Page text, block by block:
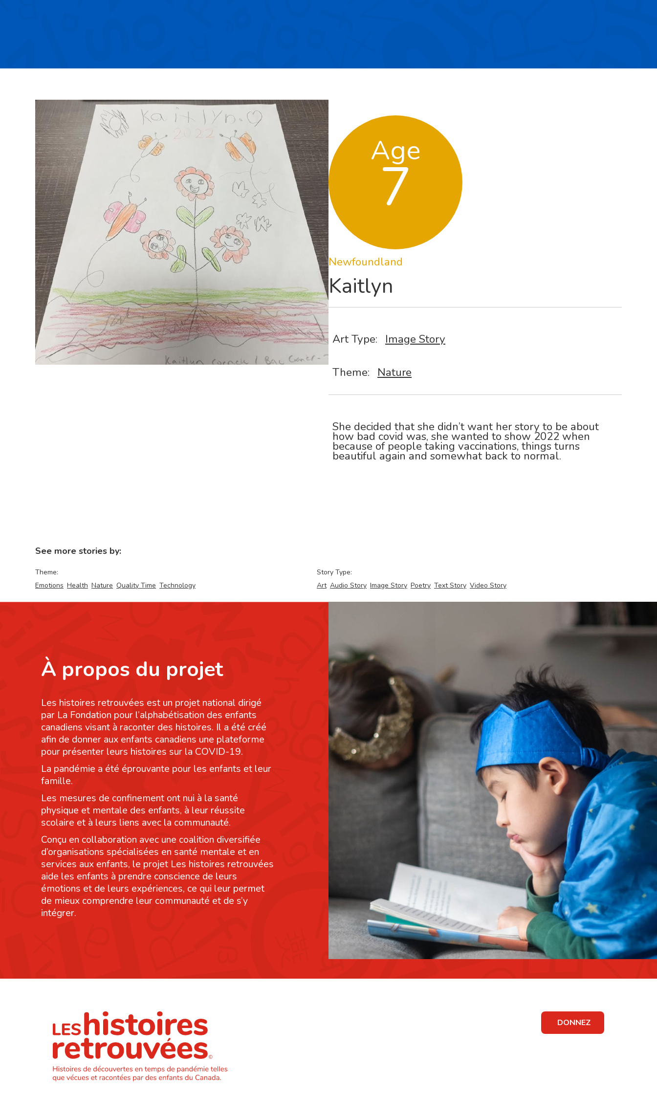
Age
7
Newfoundland
Kaitlyn
Art Type: Image Story
Theme: Nature
She decided that she didn’t want her story to be about
how bad covid was, she wanted to show 2022 when
because of people taking vaccinations, things turns
beautiful again and somewhat back to normal.
See more stories by:
Theme:
Emotions Health Nature Quality Time Technology
Story Type:
Art Audio Story Image Story Poetry Text Story Video Story
À propos du projet
Les histoires retrouvées est un projet national dirigé
par La Fondation pour l’alphabétisation des enfants
canadiens visant à raconter des histoires. Il a été créé
afin de donner aux enfants canadiens une plateforme
pour présenter leurs histoires sur la COVID-19.
La pandémie a été éprouvante pour les enfants et leur
famille.
Les mesures de confinement ont nui à la santé
physique et mentale des enfants, à leur réussite
scolaire et à leurs liens avec la communauté.
Conçu en collaboration avec une coalition diversifiée
d’organisations spécialisées en santé mentale et en
services aux enfants, le projet Les histoires retrouvées
aide les enfants à prendre conscience de leurs
émotions et de leurs expériences, ce qui leur permet
de mieux comprendre leur communauté et de s’y
intégrer.
DONNEZ